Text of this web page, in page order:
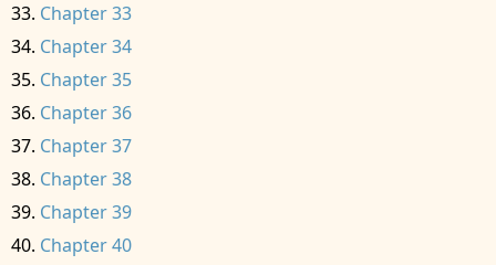
Chapter 33
Chapter 34
Chapter 35
Chapter 36
Chapter 37
Chapter 38
Chapter 39
Chapter 40